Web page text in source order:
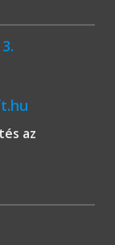
az